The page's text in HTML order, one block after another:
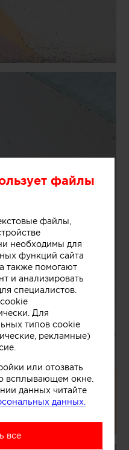
файлы
файлы,
необходимы для
функций сайта
также помогают
и анализировать
специалистов.
Для
типов cookie
рекламные)
или отозвать
всплывающем окне.
данных читайте
данных.
все